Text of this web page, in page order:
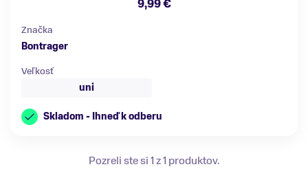
9,99 €
Značka
Bontrager
Veľkosť
uni
Skladom - Ihneď k odberu
Pozreli ste si 1 z 1 produktov.